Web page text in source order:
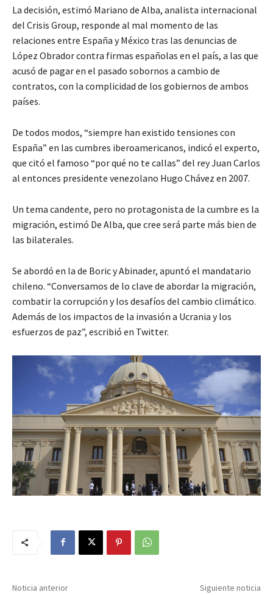
La decisión, estimó Mariano de Alba, analista internacional
del Crisis Group, responde al mal momento de las
relaciones entre España y México tras las denuncias de
López Obrador contra firmas españolas en el país, a las que
acusó de pagar en el pasado sobornos a cambio de
contratos, con la complicidad de los gobiernos de ambos
países.
De todos modos, “siempre han existido tensiones con
España” en las cumbres iberoamericanos, indicó el experto,
que citó el famoso “por qué no te callas” del rey Juan Carlos
al entonces presidente venezolano Hugo Chávez en 2007.
Un tema candente, pero no protagonista de la cumbre es la
migración, estimó De Alba, que cree será parte más bien de
las bilaterales.
Se abordó en la de Boric y Abinader, apuntó el mandatario
chileno. “Conversamos de lo clave de abordar la migración,
combatir la corrupción y los desafíos del cambio climático.
Además de los impactos de la invasión a Ucrania y los
esfuerzos de paz”, escribió en Twitter.
Noticia anterior Siguiente noticia